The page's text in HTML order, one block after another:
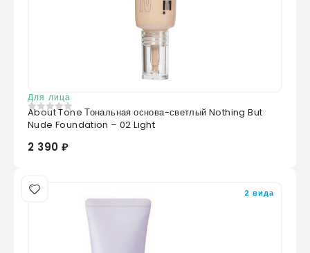
Для лица
0из 5
About Tone Тональная основа-светлый Nothing But
Nude Foundation – 02 Light
2 390 ₽
2 вида